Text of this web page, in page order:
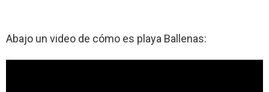
Abajo un video de cómo es playa Ballenas: